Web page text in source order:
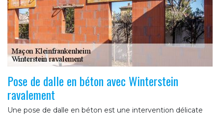
Pose de dalle en béton avec Winterstein
ravalement
Une pose de dalle en béton est une intervention délicate